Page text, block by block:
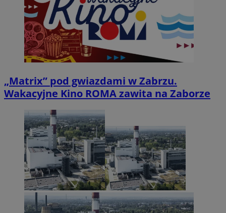
„Matrix” pod gwiazdami w Zabrzu.
Wakacyjne Kino ROMA zawita na Zaborze